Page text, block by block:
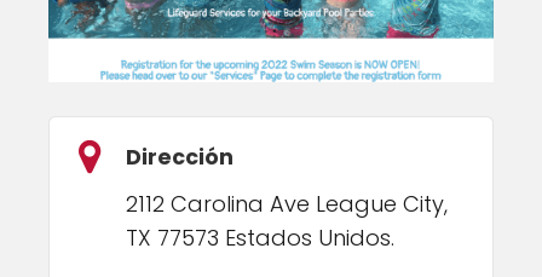
Dirección
2112 Carolina Ave League City,
TX 77573 Estados Unidos.